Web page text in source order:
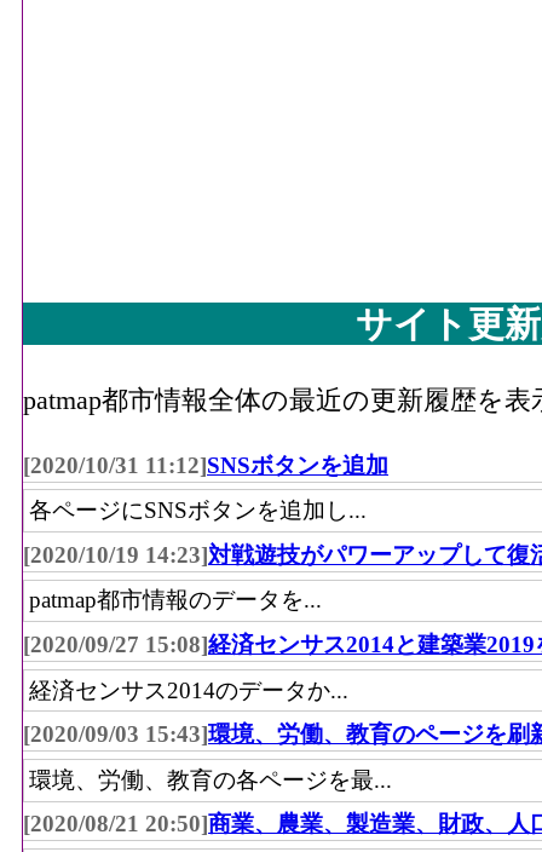
サイト更
patmap都市情報全体の最近の更新履歴を表
[2020/10/31 11:12]SNSボタンを追加
各ページにSNSボタンを追加し...
[2020/10/19 14:23]対戦遊技がパワーアップして復
patmap都市情報のデータを...
[2020/09/27 15:08]経済センサス2014と建築業2019
経済センサス2014のデータか...
[2020/09/03 15:43]環境、労働、教育のページを刷
環境、労働、教育の各ページを最...
[2020/08/21 20:50]商業、農業、製造業、財政、人